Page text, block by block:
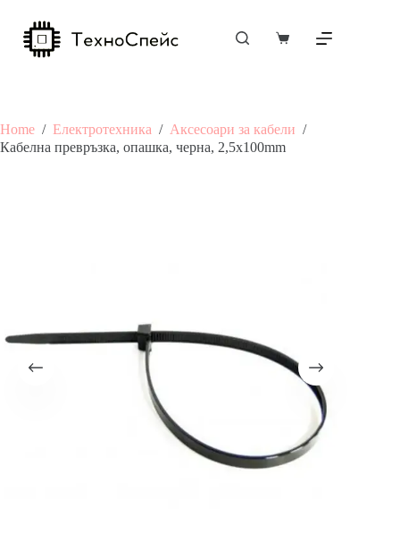
content
Shopping
Home / Електротехника / Аксесоари за кабели /
Кабелна превръзка, опашка, черна, 2,5x100mm